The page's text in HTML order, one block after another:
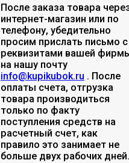
После заказа товара
интернет-магазин или по
телефону, убедительно
просим прислать письмо с
реквизитами вашей
на нашу почту
info@kupikubok.ru . После
оплаты счета, отгрузка
товара производиться
только по факту
поступления средств на
расчетный счет, как
правило это занимает не
больше двух рабочих дней.